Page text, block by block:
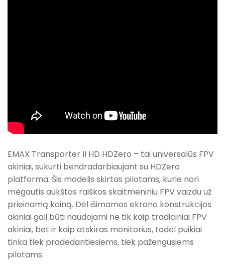
EMAX Transporter II HD HDZero – tai universalūs FPV
akiniai, sukurti bendradarbiaujant su HDZero
platforma. Šis modelis skirtas pilotams, kurie nori
mėgautis aukštos raiškos skaitmeniniu FPV vaizdu už
prieinamą kainą. Dėl išimamos ekrano konstrukcijos
akiniai gali būti naudojami ne tik kaip tradiciniai FPV
akiniai, bet ir kaip atskiras monitorius, todėl puikiai
tinka tiek pradedantiesiems, tiek pažengusiems
pilotams.